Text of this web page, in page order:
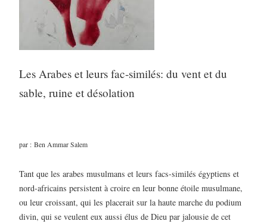
Les Arabes et leurs fac-similés: du vent et du
sable, ruine et désolation
par : Ben Ammar Salem
Tant que les arabes musulmans et leurs facs-similés égyptiens et
nord-africains persistent à croire en leur bonne étoile musulmane,
ou leur croissant, qui les placerait sur la haute marche du podium
divin, qui se veulent eux aussi élus de Dieu par jalousie de cet